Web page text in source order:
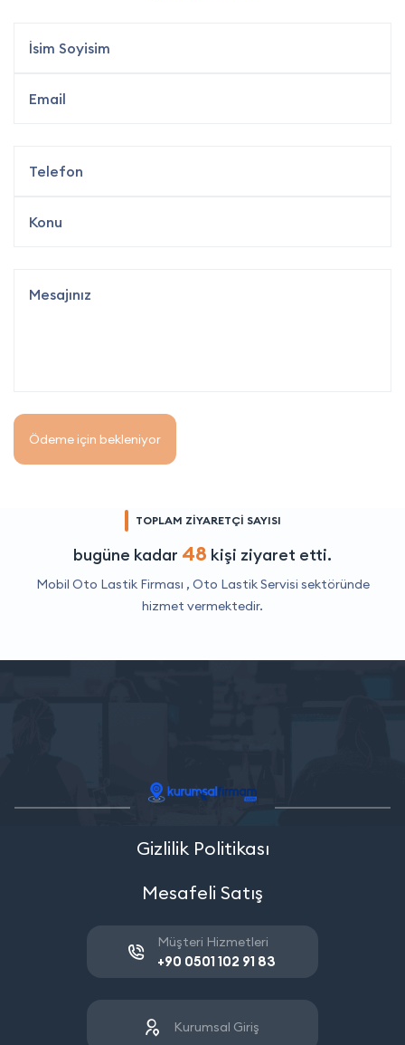
Ödeme için bekleniyor
TOPLAM ZİYARETÇİ SAYISI
bugüne kadar 48 kişi ziyaret etti.
Mobil Oto Lastik Firması , Oto Lastik Servisi sektöründe
hizmet vermektedir.
Gizlilik Politikası
Mesafeli Satış
Müşteri Hizmetleri
+90 0501 102 91 83
Kurumsal Giriş